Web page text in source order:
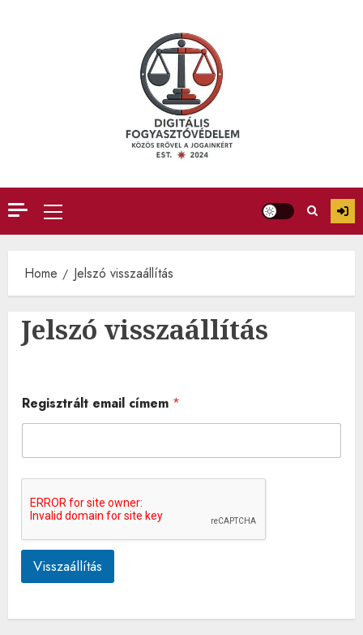
Primary
Menu
Home Jelszó visszaállítás
Jelszó visszaállítás
Regisztrált email címem *
Visszaállítás